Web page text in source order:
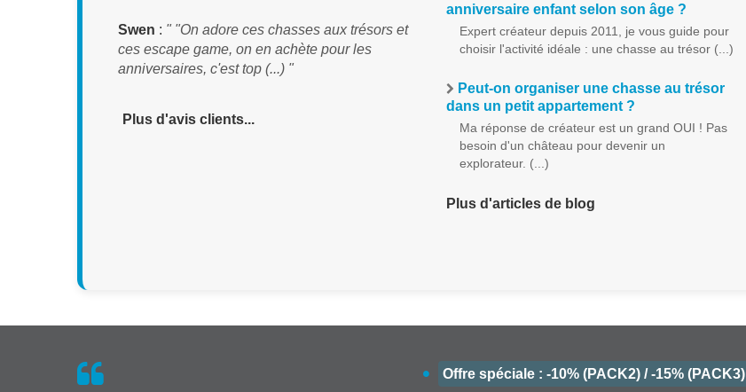
Swen : " "On adore ces chasses aux trésors et
ces escape game, on en achète pour les
anniversaires, c'est top (...) "
Plus d'avis clients...
anniversaire enfant selon son âge ?
Expert créateur depuis 2011, je vous guide pour
choisir l'activité idéale : une chasse au trésor (...)
Peut-on organiser une chasse au trésor
dans un petit appartement ?
Ma réponse de créateur est un grand OUI ! Pas
besoin d'un château pour devenir un
explorateur. (...)
Plus d'articles de blog
Offre spéciale : -10% (PACK2) / -15% (PACK3)